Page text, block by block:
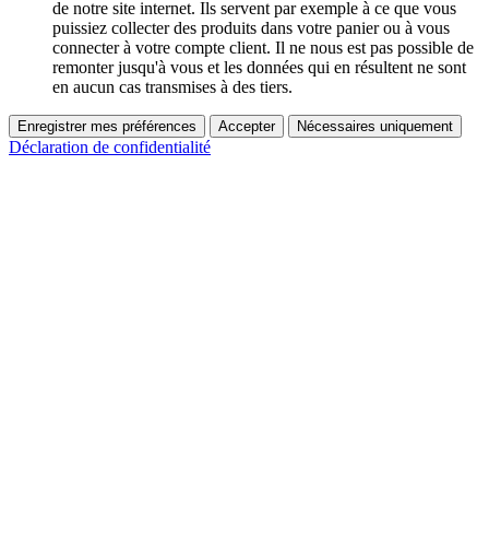
de notre site internet. Ils servent par exemple à ce que vous
puissiez collecter des produits dans votre panier ou à vous
connecter à votre compte client. Il ne nous est pas possible de
remonter jusqu'à vous et les données qui en résultent ne sont
en aucun cas transmises à des tiers.
Enregistrer mes préférences Accepter Nécessaires uniquement
Déclaration de confidentialité